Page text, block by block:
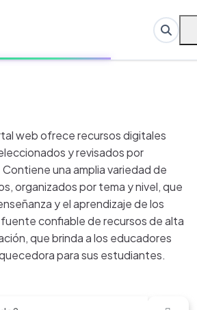
web ofrece recursos digitales
y revisados por
una amplia variedad de
organizados por tema y nivel, que
y el aprendizaje de los
confiable de recursos de alta
que brinda a los educadores
para sus estudiantes.